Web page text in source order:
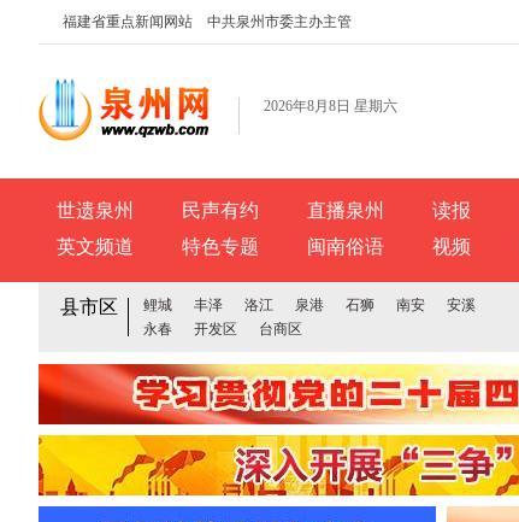
福建省重点新闻网站 中共泉州市委主办主管
2026年8月8日 星期六
世遗泉州 民声有约 直播泉州 读报
英文频道
特色专题 闽南俗语 视频
县市区 鲤城 丰泽 洛江 泉港 石狮 南安
安溪
永春
开发区 台商区